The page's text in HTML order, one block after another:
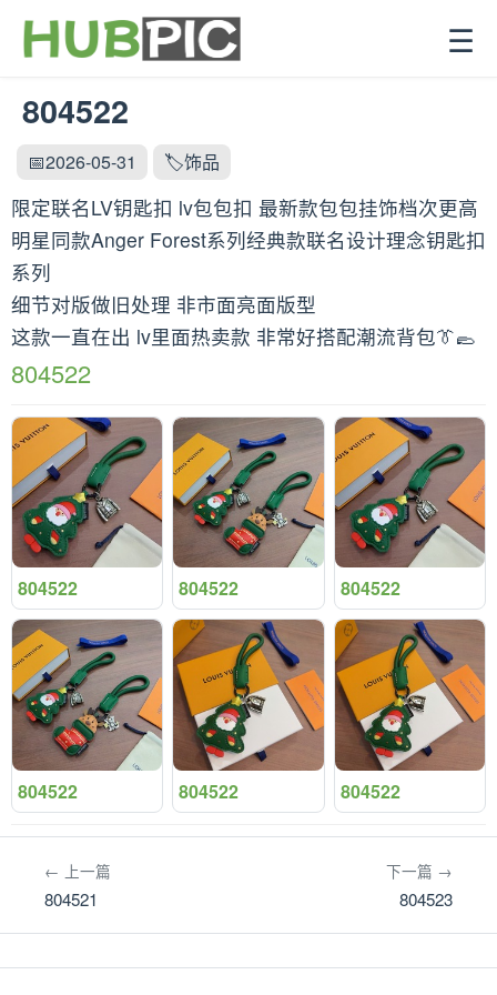
☰
804522
📅2026-05-31 🏷️饰品
限定联名LV钥匙扣 lv包包扣 最新款包包挂饰档次更高
明星同款Anger Forest系列经典款联名设计理念钥匙扣
系列
细节对版做旧处理 非市面亮面版型
这款一直在出 lv里面热卖款 非常好搭配潮流背包👔🥿
804522
804522 804522 804522
804522 804522 804522
← 上一篇
804521
下一篇 →
804523